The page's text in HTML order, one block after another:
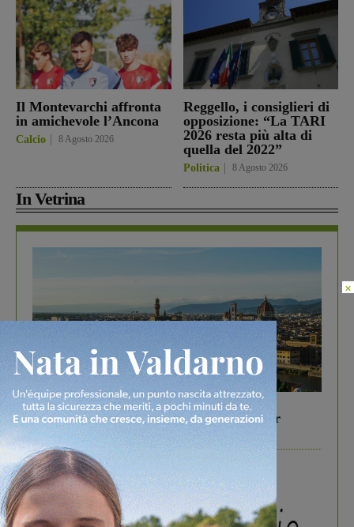
Il Montevarchi affronta
in amichevole l’Ancona
Calcio 8 Agosto 2026
Reggello, i consiglieri di
opposizione: “La TARI
2026 resta più alta di
quella del 2022”
Politica 8 Agosto 2026
In Vetrina
In vetrina 6 Agosto 2026
Gita di famiglia a Firenze: 5 idee per far
divertire i tuoi figli
×